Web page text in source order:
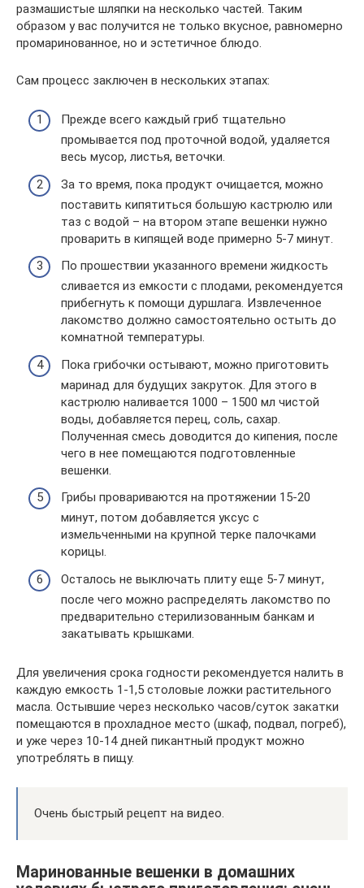
размашистые шляпки на несколько частей. Таким
образом у вас получится не только вкусное, равномерно
промаринованное, но и эстетичное блюдо.
Сам процесс заключен в нескольких этапах:
Прежде всего каждый гриб тщательно
промывается под проточной водой, удаляется
весь мусор, листья, веточки.
За то время, пока продукт очищается, можно
поставить кипятиться большую кастрюлю или
таз с водой – на втором этапе вешенки нужно
проварить в кипящей воде примерно 5-7 минут.
По прошествии указанного времени жидкость
сливается из емкости с плодами, рекомендуется
прибегнуть к помощи дуршлага. Извлеченное
лакомство должно самостоятельно остыть до
комнатной температуры.
Пока грибочки остывают, можно приготовить
маринад для будущих закруток. Для этого в
кастрюлю наливается 1000 – 1500 мл чистой
воды, добавляется перец, соль, сахар.
Полученная смесь доводится до кипения, после
чего в нее помещаются подготовленные
вешенки.
Грибы провариваются на протяжении 15-20
минут, потом добавляется уксус с
измельченными на крупной терке палочками
корицы.
Осталось не выключать плиту еще 5-7 минут,
после чего можно распределять лакомство по
предварительно стерилизованным банкам и
закатывать крышками.
Для увеличения срока годности рекомендуется налить в
каждую емкость 1-1,5 столовые ложки растительного
масла. Остывшие через несколько часов/суток закатки
помещаются в прохладное место (шкаф, подвал, погреб),
и уже через 10-14 дней пикантный продукт можно
употреблять в пищу.
Очень быстрый рецепт на видео.
Маринованные вешенки в домашних